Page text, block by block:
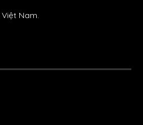
Việt Nam.